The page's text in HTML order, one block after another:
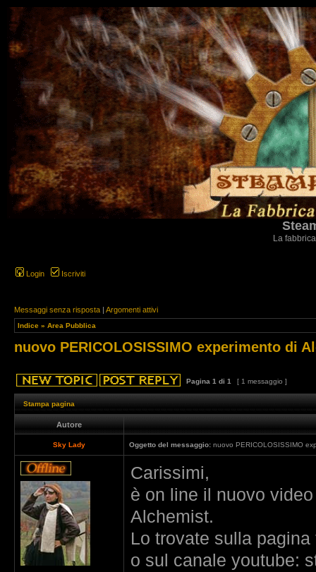
La
Login Iscriviti
Messaggi senza risposta | Argomenti attivi
Indice » Area Pubblica
nuovo PERICOLOSISSIMO experimento di
Pagina 1 di 1 [ 1 messaggio ]
Stampa pagina
Autore
Sky Lady Oggetto del messaggio: nuovo PERICOLOSISSIMO
Carissimi,
è on line il nuovo
Alchemist.
Lo trovate sulla
o sul canale youtube: